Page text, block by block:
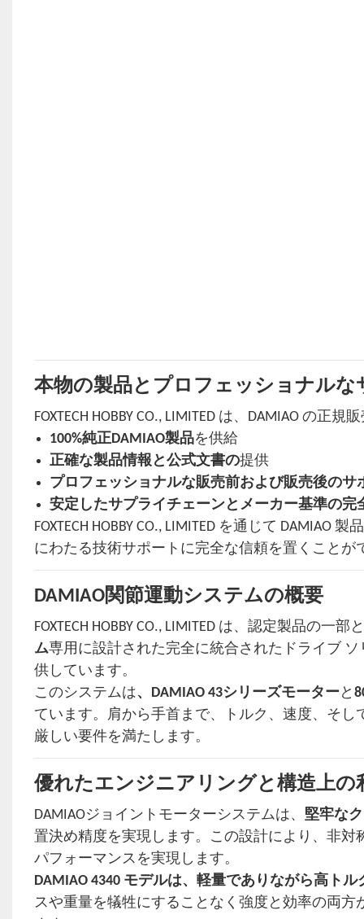
本物の製品とプロフェッショナル
FOXTECH HOBBY CO., LIMITED は、DAMIAO の
100%純正DAMIAO製品を供給
正確な製品情報と公式文書の提供
プロフェッショナルな販売前および販売後のサ
安定したサプライチェーンとメーカー基準の完
FOXTECH HOBBY CO., LIMITED を通じて
にわたる技術サポートに完全な信頼を置くことが
DAMIAO関節運動システムの概要
FOXTECH HOBBY CO., LIMITED は、認定製品の一部
ム専用に設計された完全に統合されたドライブ
供しています。
このシステムは、DAMIAO 43シリーズモーターと
ています。肩から手首まで、トルク、速度、そ
厳しい要件を満たします。
優れたエンジニアリングと構造上の
DAMIAOジョイントモーターシステムは、 堅牢な
置決め精度を実現します。この設計により、非
パフォーマンスを実現します。
DAMIAO 4340 モデルは、 軽量でありながら高トル
スや重量を犠牲にすることなく強度と効率の両